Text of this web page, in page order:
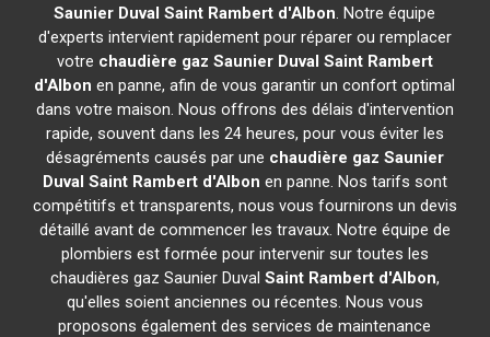
Saunier Duval Saint Rambert d'Albon. Notre équipe
d'experts intervient rapidement pour réparer ou remplacer
votre chaudière gaz Saunier Duval Saint Rambert
d'Albon en panne, afin de vous garantir un confort optimal
dans votre maison. Nous offrons des délais d'intervention
rapide, souvent dans les 24 heures, pour vous éviter les
désagréments causés par une chaudière gaz Saunier
Duval Saint Rambert d'Albon en panne. Nos tarifs sont
compétitifs et transparents, nous vous fournirons un devis
détaillé avant de commencer les travaux. Notre équipe de
plombiers est formée pour intervenir sur toutes les
chaudières gaz Saunier Duval Saint Rambert d'Albon,
qu'elles soient anciennes ou récentes. Nous vous
proposons également des services de maintenance